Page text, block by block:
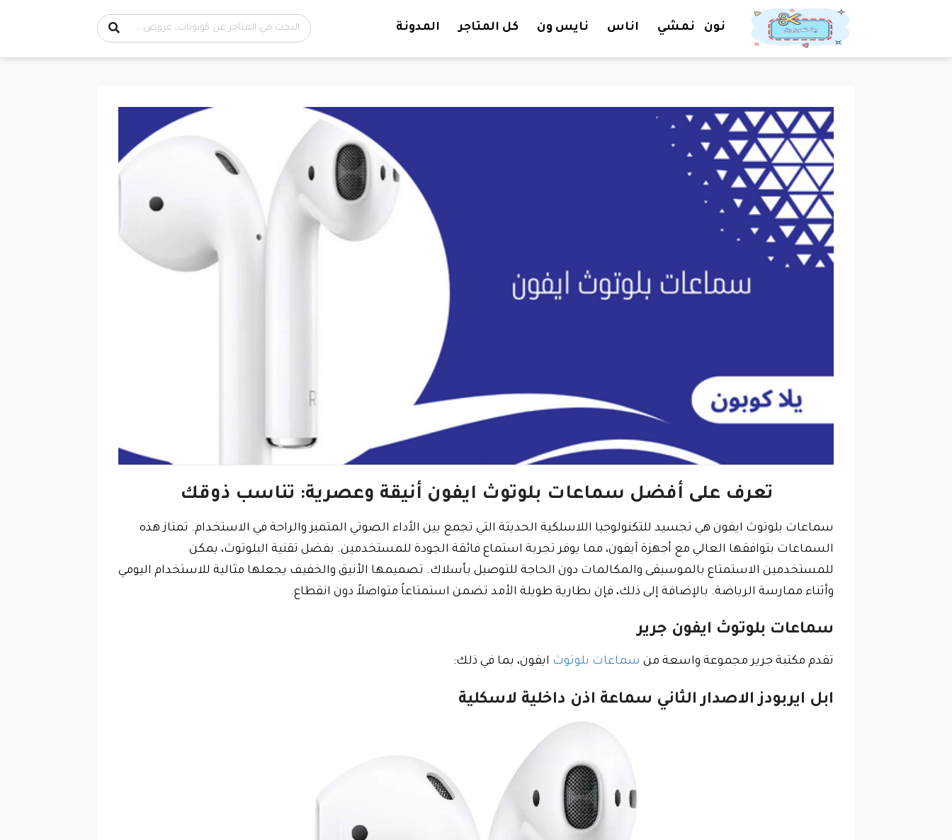
نون نمشي اناس نايس ون كل المتاجر المدونة
تعرف على أفضل سماعات بلوتوث ايفون أنيقة وعصرية: تناسب ذوقك
سماعات بلوتوث ايفون هي تجسيد للتكنولوجيا اللاسلكية الحديثة التي تجمع بين الأداء الصوتي المتميز والراحة في الاستخدام. تمتاز هذه
السماعات بتوافقها العالي مع أجهزة آيفون، مما يوفر تجربة استماع فائقة الجودة للمستخدمين. بفضل تقنية البلوتوث، يمكن
للمستخدمين الاستمتاع بالموسيقى والمكالمات دون الحاجة للتوصيل بأسلاك. تصميمها الأنيق والخفيف يجعلها مثالية للاستخدام اليومي
وأثناء ممارسة الرياضة. بالإضافة إلى ذلك، فإن بطارية طويلة الأمد تضمن استمتاعاً متواصلاً دون انقطاع.
سماعات بلوتوث ايفون جرير
تقدم مكتبة جرير مجموعة واسعة من سماعات بلوتوث ايفون، بما في ذلك:
ابل ايربودز الاصدار الثاني سماعة اذن داخلية لاسكلية